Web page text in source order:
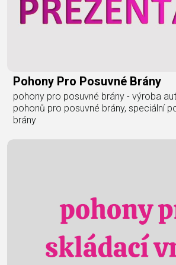
Pohony Pro Posuvné Brány
pohony pro posuvné brány - výroba
pohonů pro posuvné brány, speciální
brány